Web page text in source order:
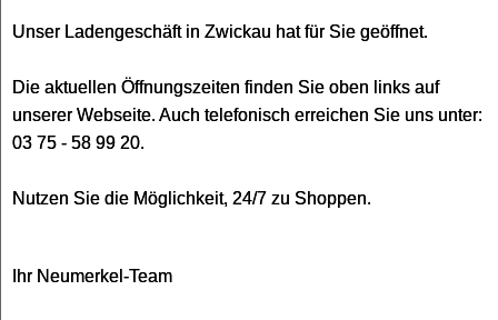
Unser Ladengeschäft in Zwickau hat für Sie geöffnet.
Die aktuellen Öffnungszeiten finden Sie oben links auf
unserer Webseite. Auch telefonisch erreichen Sie uns unter:
03 75 - 58 99 20.
Nutzen Sie die Möglichkeit, 24/7 zu Shoppen.
Ihr Neumerkel-Team